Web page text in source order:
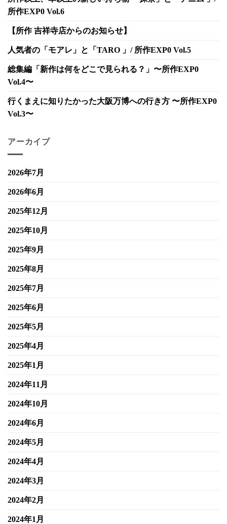
所作EXP0 Vol.6
【所作 吉祥寺店からのお知らせ】
人気者の「モアレ」と「TARO 」/ 所作EXP0 Vol.5
総集編「新作は何をどこで見られる？」〜所作EXP0
Vol.4〜
行くまえに知りたかった大阪万博への行き方 〜所作EXP0
Vol.3〜
アーカイブ
2026年7月
2026年6月
2025年12月
2025年10月
2025年9月
2025年8月
2025年7月
2025年6月
2025年5月
2025年4月
2025年1月
2024年11月
2024年10月
2024年6月
2024年5月
2024年4月
2024年3月
2024年2月
2024年1月